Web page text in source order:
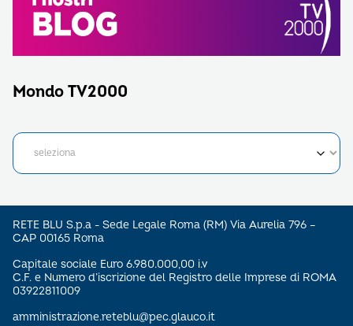
Mondo TV2000
RETE BLU S.p.a - Sede Legale Roma (RM) Via Aurelia 796 –
CAP 00165 Roma
Capitale sociale Euro 6.980.000,00 i.v
C.F. e Numero d’iscrizione del Registro delle Imprese di ROMA
03922811009
amministrazione.reteblu@pec.glauco.it